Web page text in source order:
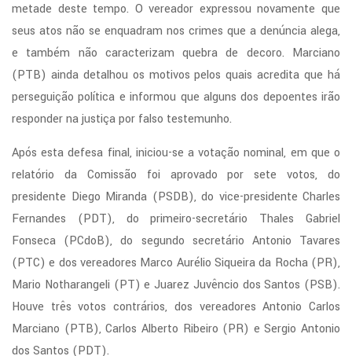
metade deste tempo. O vereador expressou novamente que
seus atos não se enquadram nos crimes que a denúncia alega,
e também não caracterizam quebra de decoro. Marciano
(PTB) ainda detalhou os motivos pelos quais acredita que há
perseguição política e informou que alguns dos depoentes irão
responder na justiça por falso testemunho.
Após esta defesa final, iniciou-se a votação nominal, em que o
relatório da Comissão foi aprovado por sete votos, do
presidente Diego Miranda (PSDB), do vice-presidente Charles
Fernandes (PDT), do primeiro-secretário Thales Gabriel
Fonseca (PCdoB), do segundo secretário Antonio Tavares
(PTC) e dos vereadores Marco Aurélio Siqueira da Rocha (PR),
Mario Notharangeli (PT) e Juarez Juvêncio dos Santos (PSB).
Houve três votos contrários, dos vereadores Antonio Carlos
Marciano (PTB), Carlos Alberto Ribeiro (PR) e Sergio Antonio
dos Santos (PDT).